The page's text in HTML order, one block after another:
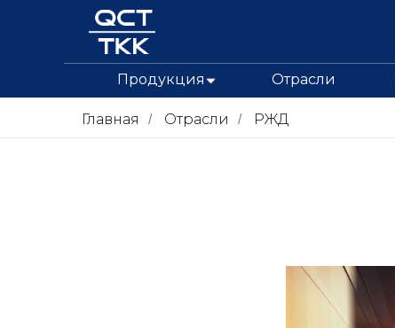
Отрасли
Продукция
Главная / Отрасли / РЖД